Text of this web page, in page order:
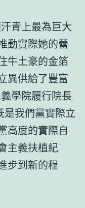
青上最為巨大
動實際她的蕾
牛土豪的金箔
異供給了豐富
學院履行院長
是我們黨實際立
高度的實際自
主義扶植紀
步到新的程